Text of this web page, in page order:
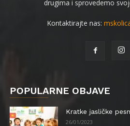
drugima i sprovedemo
Kontaktirajte nas:
POPULARNE OBJAVE
Kratke jasličke
26/01/2023